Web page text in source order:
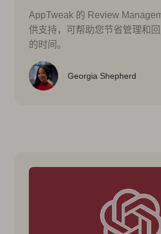
AppTweak 的 Review
供支持，可帮助您节省管理和
的时间。
Georgia Shepherd